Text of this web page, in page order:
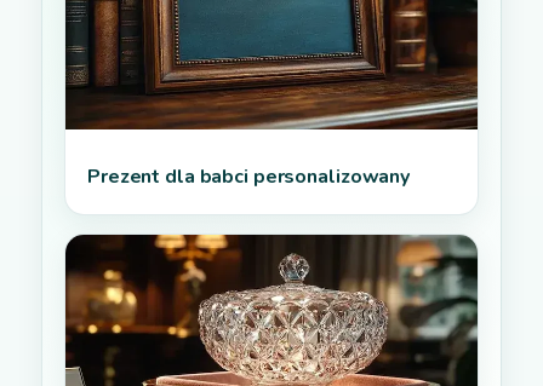
Prezent dla babci personalizowany